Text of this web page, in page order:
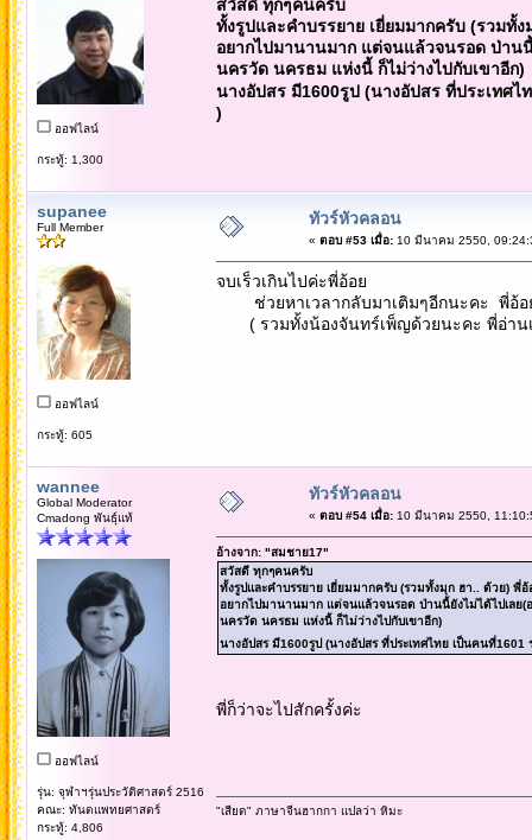
ออฟไลน์
กระทู้: 1,300
สวัสดี ทุกๆคนครับ
ทั้งรูปและคำบรรยาย เยี่ยมมากครับ (รวมทั้
อยากไปมานานมาก แต่จนแล้วจนรอด ป่าน
นครวัด นครธม แห่งนี้ ก็ไม่ว่างไปกับเขาอีก)
นางอัปสร มี1600รูป (นางอัปสร ที่ประเทศ
)
supanee
Full Member
ออฟไลน์
กระทู้: 605
ทัวร์หัวคลอน
« ตอบ #53 เมื่อ:10 มีนาคม 2550,
จบเร็วเกินไปค่ะพี่อ้อย
ช่วยหาเวลากลับมาเติมๆอีกนะคะ พี่อ้อ
( รวมทั้งน้องจันทร์เพ็ญด้วยนะคะ พี่อ่าน
wannee
Global Moderator
Cmadong พันธุ์แท้
ออฟไลน์
รุ่น: จุฬาฯรุ่นประวัติศาสตร์ 2516
คณะ: ทันตแพทยศาสตร์
กระทู้: 4,806
ทัวร์หัวคลอน
« ตอบ #54 เมื่อ:10 มีนาคม 2550,
อ้างจาก: "สมชาย17"
สวัสดี ทุกๆคนครับ
ทั้งรูปและคำบรรยาย เยี่ยมมากครับ (รวมทั้งมุก ฮา.. ด้วย) พี่
อยากไปมานานมาก แต่จนแล้วจนรอด ป่านนี้ยังไม่ได้ไปเลย
นครวัด นครธม แห่งนี้ ก็ไม่ว่างไปกับเขาอีก)
นางอัปสร มี1600รูป (นางอัปสร ที่ประเทศไทย เป็นคนที่
พี่ก็ว่าจะไปสักครั้งค่ะ
"เสียด" ภาษาจีนฮากกา แปลว่า หิมะ